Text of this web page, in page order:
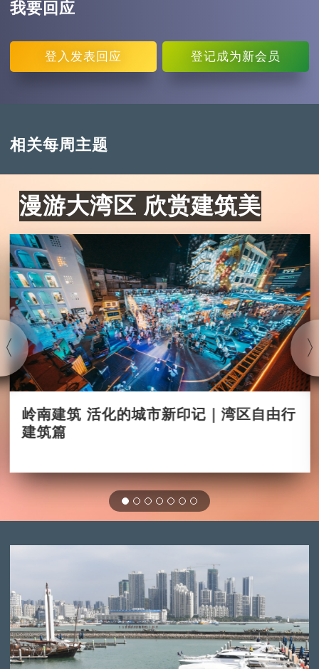
我要回应
登入 发表回应 登记成为新会员
相关每周主题
漫游大湾区 欣赏建筑美
岭南建筑 活化的城市新印记｜湾区自由行
建筑篇